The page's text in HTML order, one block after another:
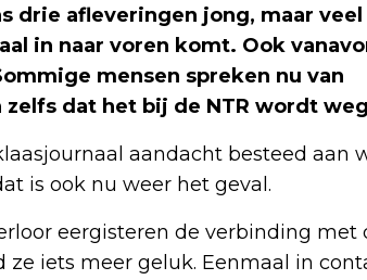
drie afleveringen jong, maar
in naar voren komt. Ook
mensen spreken nu van
dat het bij de NTR wordt
aandacht besteed aan
is ook nu weer het geval.
eergisteren de verbinding met
ze iets meer geluk. Eenmaal in